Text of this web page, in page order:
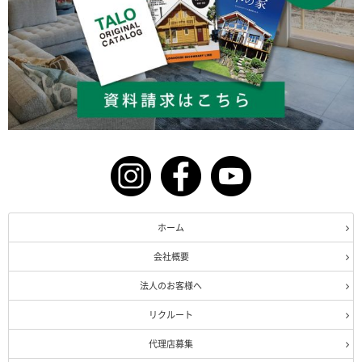
ホーム
会社概要
法人のお客様へ
リクルート
代理店募集